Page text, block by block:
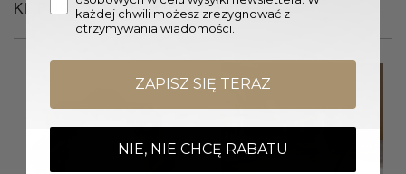
KLIENCI OGLĄDALI RÓWNIEŻ
każdej chwili możesz zrezygnować z
otrzymywania wiadomości.
ZAPISZ SIĘ TERAZ
NIE, NIE CHCĘ RABATU